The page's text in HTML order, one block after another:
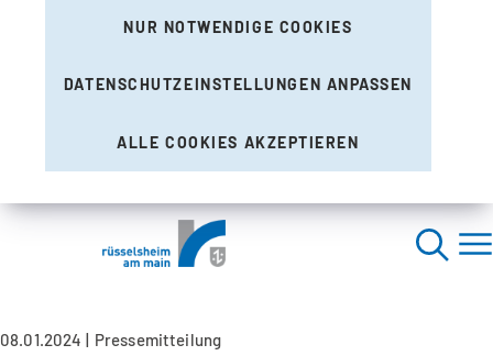
NUR NOTWENDIGE COOKIES
DATENSCHUTZEINSTELLUNGEN ANPASSEN
ALLE COOKIES AKZEPTIEREN
08.01.2024 Pressemitteilung